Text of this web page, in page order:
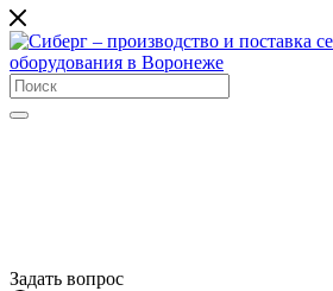
Задать вопрос